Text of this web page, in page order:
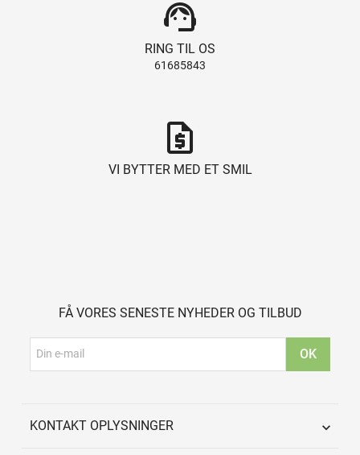
support_agent
RING TIL OS
61685843
request_quote
VI BYTTER MED ET SMIL
FÅ VORES SENESTE NYHEDER OG TILBUD
KONTAKT OPLYSNINGER 